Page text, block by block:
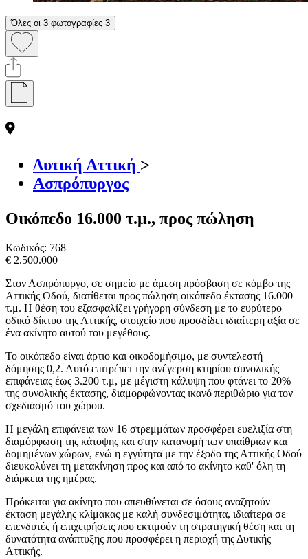
Όλες οι 3 φωτογραφίες 3
Δυτική Αττική >
Ασπρόπυργος
Οικόπεδο 16.000 τ.μ., προς πώληση
Κωδικός: 768
€ 2.500.000
Στον Ασπρόπυργο, σε σημείο με άμεση πρόσβαση σε κόμβο της
Αττικής Οδού, διατίθεται προς πώληση οικόπεδο έκτασης 16.000
τ.μ. Η θέση του εξασφαλίζει γρήγορη σύνδεση με το ευρύτερο
οδικό δίκτυο της Αττικής, στοιχείο που προσδίδει ιδιαίτερη αξία σε
ένα ακίνητο αυτού του μεγέθους.
Το οικόπεδο είναι άρτιο και οικοδομήσιμο, με συντελεστή
δόμησης 0,2. Αυτό επιτρέπει την ανέγερση κτηρίου συνολικής
επιφάνειας έως 3.200 τ.μ, με μέγιστη κάλυψη που φτάνει το 20%
της συνολικής έκτασης, διαμορφώνοντας ικανό περιθώριο για τον
σχεδιασμό του χώρου.
Η μεγάλη επιφάνεια των 16 στρεμμάτων προσφέρει ευελιξία στη
διαμόρφωση της κάτοψης και στην κατανομή των υπαίθριων και
δομημένων χώρων, ενώ η εγγύτητα με την έξοδο της Αττικής Οδού
διευκολύνει τη μετακίνηση προς και από το ακίνητο καθ' όλη τη
διάρκεια της ημέρας.
Πρόκειται για ακίνητο που απευθύνεται σε όσους αναζητούν
έκταση μεγάλης κλίμακας με καλή συνδεσιμότητα, ιδιαίτερα σε
επενδυτές ή επιχειρήσεις που εκτιμούν τη στρατηγική θέση και τη
δυνατότητα ανάπτυξης που προσφέρει η περιοχή της Δυτικής
Αττικής.